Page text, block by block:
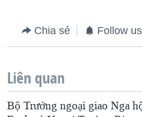
Chia sẻ Follow us
Liên quan
Bộ Trưởng ngoại giao Nga